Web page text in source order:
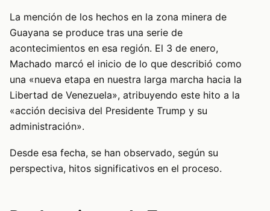
La mención de los hechos en la zona minera de
Guayana se produce tras una serie de
acontecimientos en esa región. El 3 de enero,
Machado marcó el inicio de lo que describió como
una «nueva etapa en nuestra larga marcha hacia la
Libertad de Venezuela», atribuyendo este hito a la
«acción decisiva del Presidente Trump y su
administración».
Desde esa fecha, se han observado, según su
perspectiva, hitos significativos en el proceso.